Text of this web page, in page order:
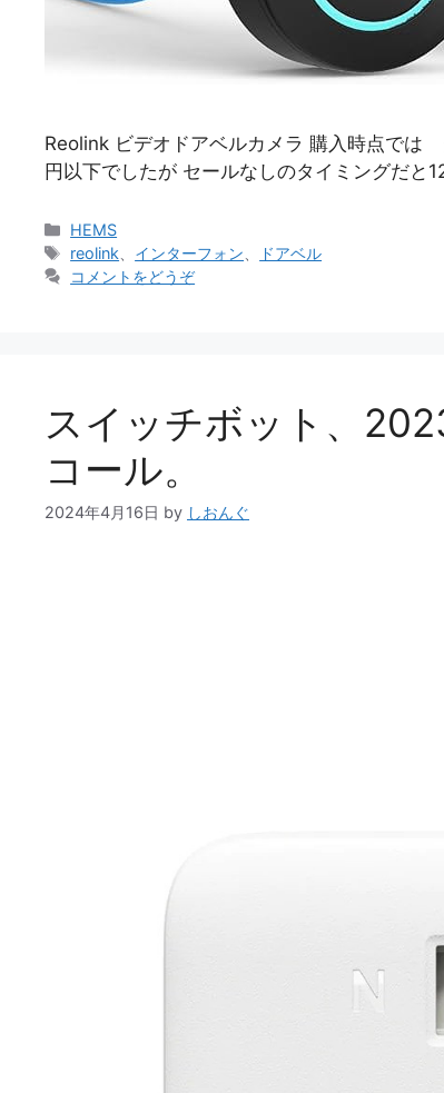
Reolink ビデオドアベルカメラ 購入時点で
円以下でしたが セールなしのタイミングだ
カ
テ
ゴ
HEMS
タ
グ
reolink インターフォン
ドアベル
コメントをどうぞ
スイッチボット、
コール。
2024年4月16日 by しおんぐ